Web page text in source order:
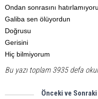
Ondan sonrasını
Galiba sen ölüyordun
Doğrusu
Gerisini
Hiç bilmiyorum
Bu yazı toplam 3935 defa
Önceki ve Sonraki